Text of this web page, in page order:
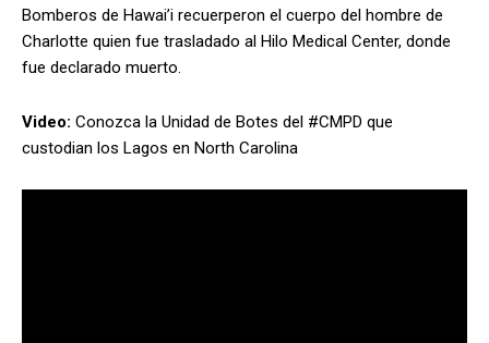
Bomberos de Hawai’i recuerperon el cuerpo del hombre de
Charlotte quien fue trasladado al Hilo Medical Center, donde
fue declarado muerto.
Video: Conozca la Unidad de Botes del #CMPD que
custodian los Lagos en North Carolina